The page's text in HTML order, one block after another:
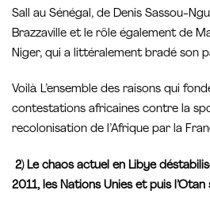
Sall au Sénégal, de Denis Sassou-
Brazzaville et le rôle également de
Niger, qui a littéralement bradé son
Voilà L’ensemble des raisons qui
contestations africaines contre la
recolonisation de l’Afrique par la
2) Le chaos actuel en Libye
2011, les Nations Unies et puis